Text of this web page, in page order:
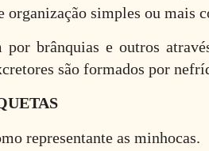
organização simples ou mais
por brânquias e outros
são formados por
representante as minhocas.